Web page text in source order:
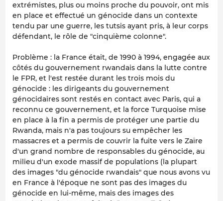
extrémistes, plus ou moins proche du pouvoir, ont mis
en place et effectué un génocide dans un contexte
tendu par une guerre, les tutsis ayant pris, à leur corps
défendant, le rôle de "cinquième colonne".
Problème : la France était, de 1990 à 1994, engagée aux
côtés du gouvernement rwandais dans la lutte contre
le FPR, et l'est restée durant les trois mois du
génocide : les dirigeants du gouvernement
génocidaires sont restés en contact avec Paris, qui a
reconnu ce gouvernement, et la force Turquoise mise
en place à la fin a permis de protéger une partie du
Rwanda, mais n'a pas toujours su empêcher les
massacres et a permis de couvrir la fuite vers le Zaïre
d'un grand nombre de responsables du génocide, au
milieu d'un exode massif de populations (la plupart
des images "du génocide rwandais" que nous avons vu
en France à l'époque ne sont pas des images du
génocide en lui-même, mais des images des